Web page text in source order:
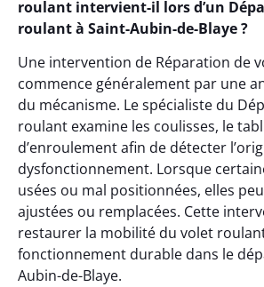
roulant intervient-il lors d’un
roulant à Saint-Aubin-de-Blaye ?
Une intervention de Réparation de
commence généralement par une
du mécanisme. Le spécialiste du
roulant examine les coulisses, le
d’enroulement afin de détecter
dysfonctionnement. Lorsque
usées ou mal positionnées, elles
ajustées ou remplacées. Cette
restaurer la mobilité du volet
fonctionnement durable dans le
Aubin-de-Blaye.